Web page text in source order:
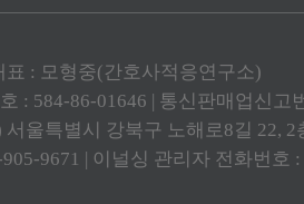
표 : 모형중(간호사적응연구소)
: 584-86-01646 | 통신판매업신고
서울특별시 강북구 노해로8길 22,
9671 | 이널싱 관리자 전화번호